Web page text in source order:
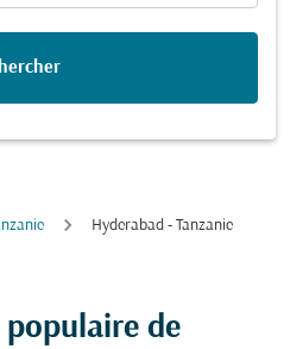
Hyderabad - Tanzanie
de